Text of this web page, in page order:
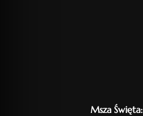
Msza Święta: